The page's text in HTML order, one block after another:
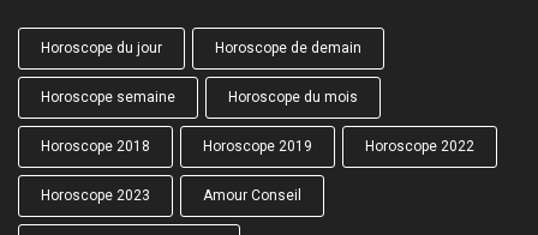
Horoscope du jour Horoscope de demain
Horoscope semaine Horoscope du mois
Horoscope 2018 Horoscope 2019 Horoscope 2022
Horoscope 2023 Amour Conseil